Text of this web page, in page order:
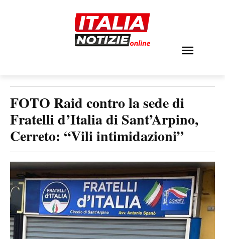
FOTO Raid contro la sede di
Fratelli d’Italia di Sant’Arpino,
Cerreto: “Vili intimidazioni”